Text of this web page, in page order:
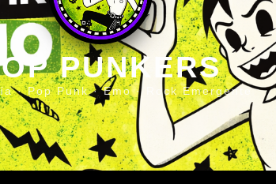
PUNKERS
· Pop Punk · Emo · Rock Emergente